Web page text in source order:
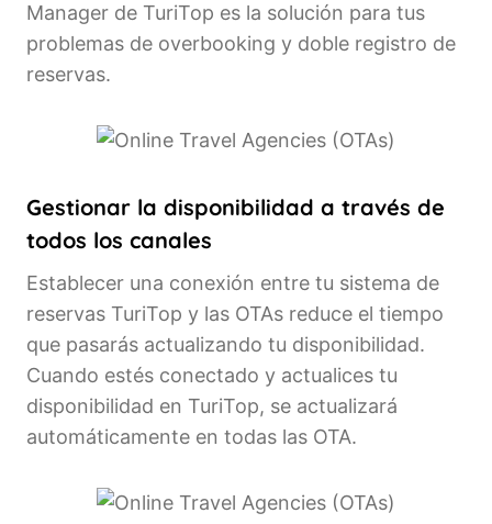
Manager de TuriTop es la solución para tus
problemas de overbooking y doble registro de
reservas.
Gestionar la disponibilidad a través de
todos los canales
Establecer una conexión entre tu sistema de
reservas TuriTop y las OTAs reduce el tiempo
que pasarás actualizando tu disponibilidad.
Cuando estés conectado y actualices tu
disponibilidad en TuriTop, se actualizará
automáticamente en todas las OTA.